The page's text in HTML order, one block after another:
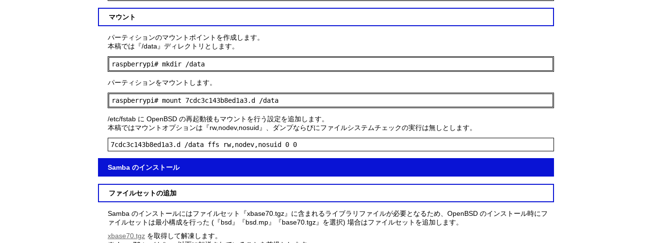
マウント
パーティションのマウントポイントを作成します。
本稿では『/data』ディレクトリとします。
raspberrypi# mkdir /data
パーティションをマウントします。
raspberrypi# mount 7cdc3c143b8ed1a3.d /data
/etc/fstab に OpenBSD の再起動後もマウントを行う設定を追加します。
本稿ではマウントオプションは『rw,nodev,nosuid』、ダンプならびにファイルシステムチェックの実行は無しとします。
7cdc3c143b8ed1a3.d /data ffs rw,nodev,nosuid 0 0
Samba のインストール
ファイルセットの追加
Samba のインストールにはファイルセット『xbase70.tgz』に含まれるライブラリファイルが必要となるため、OpenBSD のインストール時にフ
ァイルセットは最小構成を行った (『bsd』『bsd.mp』『base70.tgz』を選択) 場合はファイルセットを追加します。
xbase70.tgz を取得して解凍します。